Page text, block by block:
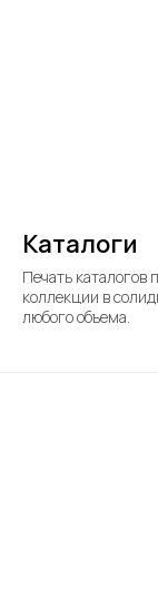
Каталоги
Печать
коллекции в
любого объема.